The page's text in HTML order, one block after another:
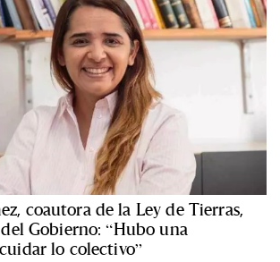
coautora de la Ley de Tierras,
Gobierno: “Hubo una
lo colectivo”